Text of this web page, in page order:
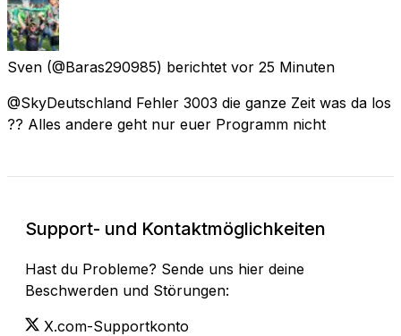
Sven (@Baras290985) berichtet vor 25 Minuten
@SkyDeutschland Fehler 3003 die ganze Zeit was da los
?? Alles andere geht nur euer Programm nicht
Support- und Kontaktmöglichkeiten
Hast du Probleme? Sende uns hier deine
Beschwerden und Störungen:
X.com-Supportkonto